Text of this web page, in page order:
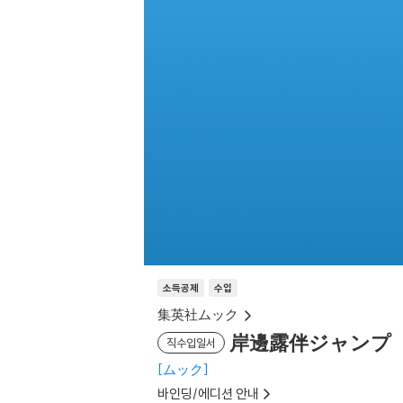
소득공제 수입
集英社ムック
직수입일서 岸邊露伴ジャンプ
ムック
바인딩/에디션 안내